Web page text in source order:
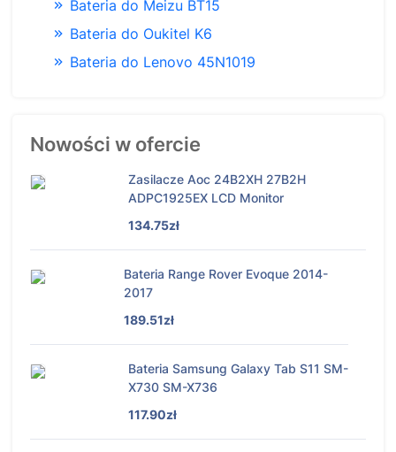
Bateria do Meizu BT15
Bateria do Oukitel K6
Bateria do Lenovo 45N1019
Nowości w ofercie
Zasilacze Aoc 24B2XH 27B2H
ADPC1925EX LCD Monitor
134.75zł
Bateria Range Rover Evoque 2014-
2017
189.51zł
Bateria Samsung Galaxy Tab S11 SM-
X730 SM-X736
117.90zł